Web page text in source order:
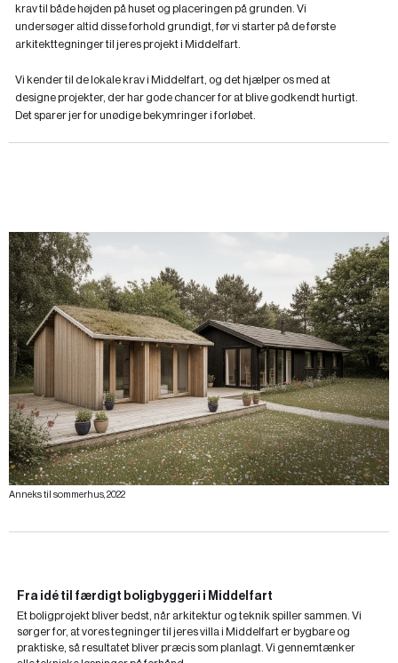
krav til både højden på huset og placeringen på grunden. Vi
undersøger altid disse forhold grundigt, før vi starter på de første
arkitekttegninger til jeres projekt i Middelfart.
Vi kender til de lokale krav i Middelfart, og det hjælper os med at
designe projekter, der har gode chancer for at blive godkendt hurtigt.
Det sparer jer for unødige bekymringer i forløbet.
Anneks til sommerhus, 2022
Fra idé til færdigt boligbyggeri i Middelfart
Et boligprojekt bliver bedst, når arkitektur og teknik spiller sammen. Vi
sørger for, at vores tegninger til jeres villa i Middelfart er bygbare og
praktiske, så resultatet bliver præcis som planlagt. Vi gennemtænker